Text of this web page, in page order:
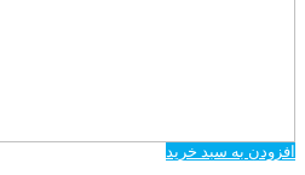
افزودن به سبد خرید